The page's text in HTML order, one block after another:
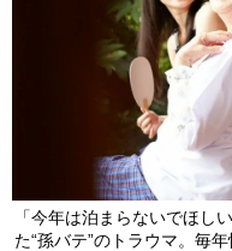
「今年は泊まらないでほ
た“孫バテ”のトラウマ。毎